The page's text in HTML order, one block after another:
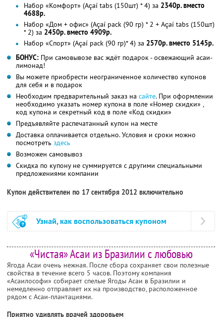
Набор «Комфорт» (Açaí tabs (150шт) * 4) за 2340р. вместо
4688р.
Набор «Дом + офис» (Açaí pack (90 гр) * 2 + Açaí tabs (150шт)
* 2) за 2450р. вместо 4909р.
Набор «Спорт» (Açaí pack (90 гр)* 4) за 2570р. вместо 5145р.
БОНУС: При самовывозе вас ждёт подарок - освежающий асаи-
лимонад!
Вы можете приобрести неограниченное количество купонов
для себя и в подарок
Необходим предварительный заказ на сайте. При оформлении
необходимо указать номер купона в поле «Номер скидки» ,
код купона и секретный код в поле «Код скидки»
Предъявляйте распечатанный купон на месте
Доставка оплачивается отдельно. Условия и сроки можно
посмотреть здесь
Возможен самовывоз
Скидка по купону не суммируется с другими специальными
предложениями компании
Купон действителен по 17 сентября 2012 включительно
Узнай, как воспользоваться купоном
«Чистая» Асаи из Бразилии с любовью
Ягода Асаи очень нежная. После сбора сохраняет свои полезные
свойства в течение всего 5 часов. Поэтому компания
«Асаилософи» собирает спелые Ягоды Асаи в Бразилии и
немедленно отправляет их на производство, расположенное
рядом с Асаи-плантациями.
Приятно удивлять врачей здоровьем